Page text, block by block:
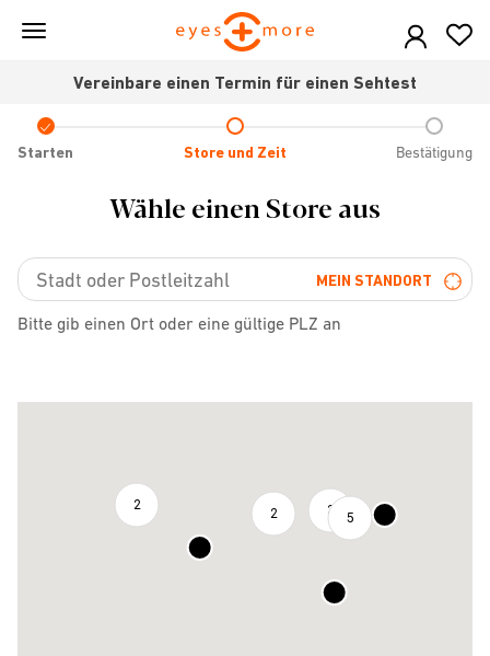
Skip
contentVereinbare einen Termin für einen Sehtest
Check
icon
Starten Store und Zeit Bestätigung
Wähle einen Store aus
MEIN STANDORT
Bitte gib einen Ort oder eine gültige PLZ an
2
2 3 5